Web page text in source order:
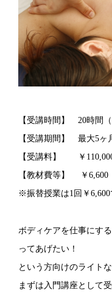
【受講時間】 20時間（
【受講期間】 最大5ヶ
【受講料】 ￥
【教材費等】 ￥
※振替授業は1回￥6,600
ボディケアを仕事にす
ってあげたい！
という方向けのライトな
まずは入門講座として